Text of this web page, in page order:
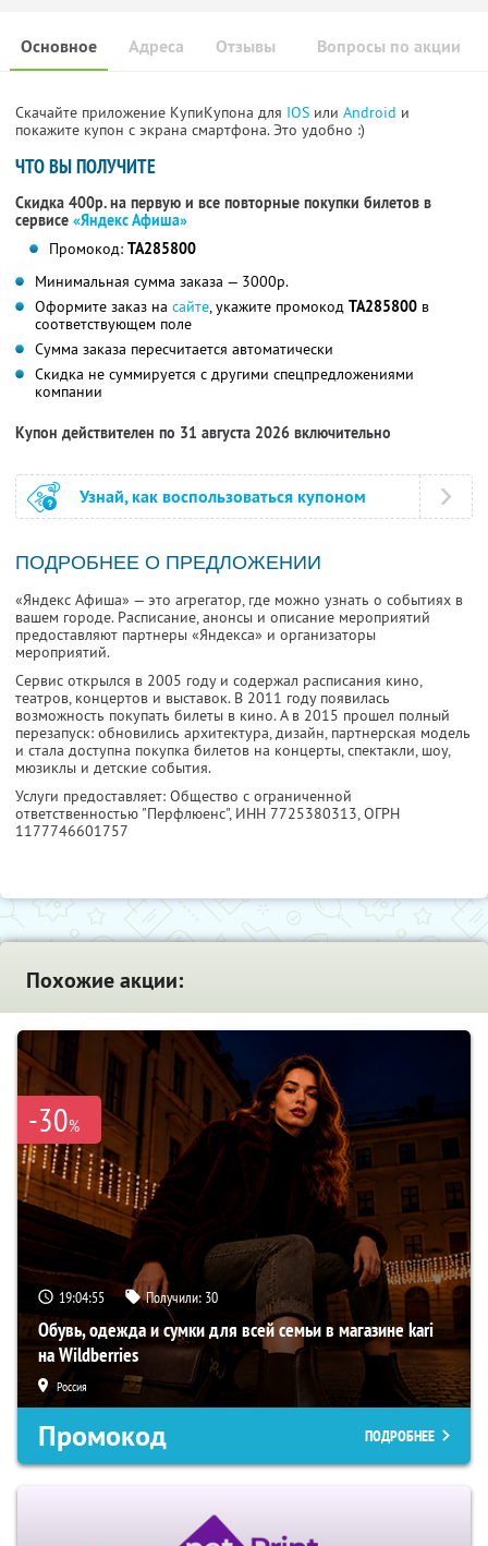
Основное Отзывы Вопросы по акции
Адреса
Скачайте приложение КупиКупона для IOS или Android и
покажите купон с экрана смартфона. Это удобно :)
ЧТО ВЫ ПОЛУЧИТЕ
Скидка 400р. на первую и все повторные покупки билетов в
сервисе «Яндекс Афиша»
Промокод: TA285800
Минимальная сумма заказа — 3000р.
Оформите заказ на сайте, укажите промокод TA285800 в
соответствующем поле
Сумма заказа пересчитается автоматически
Скидка не суммируется с другими спецпредложениями
компании
Купон действителен по 31 августа 2026 включительно
Узнай, как воспользоваться купоном
ПОДРОБНЕЕ О ПРЕДЛОЖЕНИИ
«Яндекс Афиша» — это агрегатор, где можно узнать о событиях в
вашем городе. Расписание, анонсы и описание мероприятий
предоставляют партнеры «Яндекса» и организаторы
мероприятий.
Сервис открылся в 2005 году и содержал расписания кино,
театров, концертов и выставок. В 2011 году появилась
возможность покупать билеты в кино. А в 2015 прошел полный
перезапуск: обновились архитектура, дизайн, партнерская модель
и стала доступна покупка билетов на концерты, спектакли, шоу,
мюзиклы и детские события.
Услуги предоставляет: Общество с ограниченной
ответственностью "Перфлюенс", ИНН 7725380313, ОГРН
1177746601757
Похожие акции:
-30%
19:04:54 Получили: 30
Обувь, одежда и сумки для всей семьи в магазине kari
на Wildberries
Россия
Промокод ПОДРОБНЕЕ